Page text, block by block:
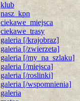
klub
nasz_kpn
ciekawe_miejsca
ciekawe_trasy
galeria [/krajobraz]
galeria [/zwierzeta]
galeria [/my_na_szlaku]
galeria [/miejsca]
galeria [/roslinki]
galeria [/wspomnienia]
galeria